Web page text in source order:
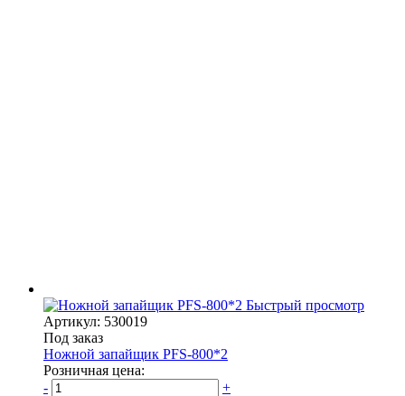
Быстрый просмотр
Артикул: 530019
Под заказ
Ножной запайщик PFS-800*2
Розничная цена:
-
+